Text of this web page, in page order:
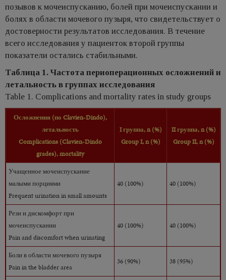
позывов к мочеиспусканию, болей при мочеиспускании и
болях в области мочевого пузыря, что свидетельствует о
достоверности результатов исследования. В течение
всего исследования у пациенток второй группы
показатели остались стабильными.
Таблица 1. Частота периоперационных осложнений и
летальность в группах исследования
Table 1. Complications and mortality rates in study groups
Осложнения (по Clavien-Dindo),
летальность
Complications (Clavien-Dindo
grades),mortality
Iгруппа,n (%)
Group I, n (%)
IIгруппа,n (%)
GroupII,n (%)
Учащенное мочеиспускание
малыми порциями
Frequent urination in small amounts
40 (100%) 40 (100%)
Рези и дискомфорт при
мочеиспускании
Pain and discomfort when urinating
40 (100%) 40 (100%)
Боли в области мочевого пузыря
Pain in the bladder area
36 (90%) 38 (95%)